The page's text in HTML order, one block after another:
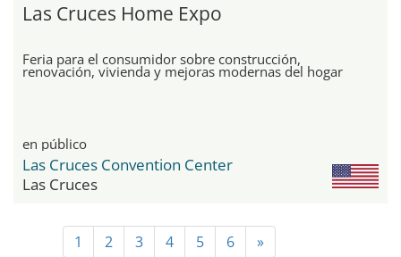
Las Cruces Home Expo
Feria para el consumidor sobre construcción,
renovación, vivienda y mejoras modernas del hogar
en público
Las Cruces Convention Center
Las Cruces
1 2 3 4 5 6 »